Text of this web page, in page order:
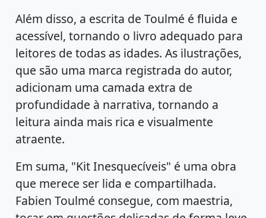
Além disso, a escrita de Toulmé é fluida e
acessível, tornando o livro adequado para
leitores de todas as idades. As ilustrações,
que são uma marca registrada do autor,
adicionam uma camada extra de
profundidade à narrativa, tornando a
leitura ainda mais rica e visualmente
atraente.
Em suma, "Kit Inesquecíveis" é uma obra
que merece ser lida e compartilhada.
Fabien Toulmé consegue, com maestria,